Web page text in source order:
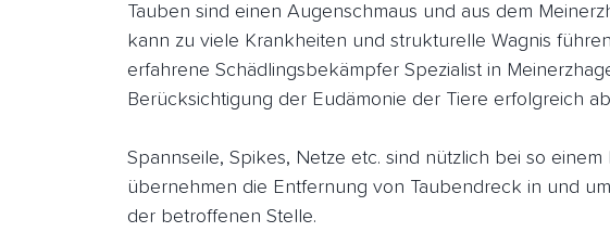
Tauben sind einen Augenschmaus und aus dem
kann zu viele Krankheiten und strukturelle Wagnis
erfahrene Schädlingsbekämpfer Spezialist in
Berücksichtigung der Eudämonie der Tiere erfolgreich
Spannseile, Spikes, Netze etc. sind nützlich bei so
übernehmen die Entfernung von Taubendreck in und
der betroffenen Stelle.